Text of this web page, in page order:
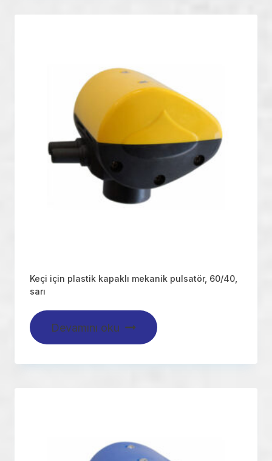
Keçi için plastik kapaklı mekanik pulsatör, 60/40,
sarı
Devamını oku